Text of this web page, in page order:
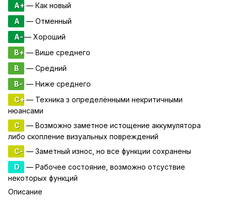
A+— Как новый
A
— Отменный
A-— Хороший
B+ — Више среднего
B
— Средний
B- — Ниже среднего
C+— Техника з определёнными некритичными
нюансами
C
— Возможно заметное истощение аккумулятора
либо скопление визуальных повреждений
C- — Заметный износ, но все функции сохранены
D
— Рабочее состояние, возможно отсуствие
некоторых функций
Описание